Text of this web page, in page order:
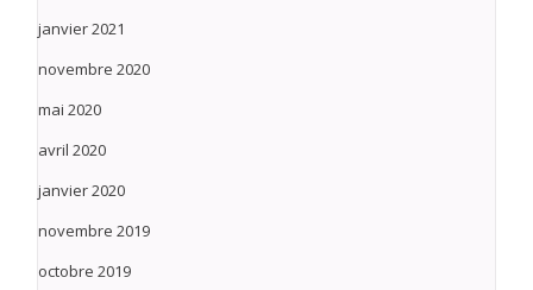
janvier 2021
novembre 2020
mai 2020
avril 2020
janvier 2020
novembre 2019
octobre 2019